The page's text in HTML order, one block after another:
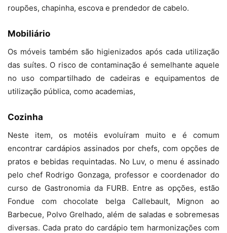
roupões, chapinha, escova e prendedor de cabelo.
Mobiliário
Os móveis também são higienizados após cada utilização
das suítes. O risco de contaminação é semelhante aquele
no uso compartilhado de cadeiras e equipamentos de
utilização pública, como academias,
Cozinha
Neste item, os motéis evoluíram muito e é comum
encontrar cardápios assinados por chefs, com opções de
pratos e bebidas requintadas. No Luv, o menu é assinado
pelo chef Rodrigo Gonzaga, professor e coordenador do
curso de Gastronomia da FURB. Entre as opções, estão
Fondue com chocolate belga Callebault, Mignon ao
Barbecue, Polvo Grelhado, além de saladas e sobremesas
diversas. Cada prato do cardápio tem harmonizações com